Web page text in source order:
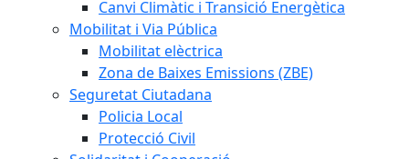
Canvi Climàtic i Transició Energètica
Mobilitat i Via Pública
Mobilitat elèctrica
Zona de Baixes Emissions (ZBE)
Seguretat Ciutadana
Policia Local
Protecció Civil